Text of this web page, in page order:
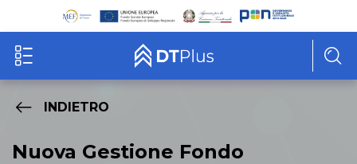
Skip to Main Content
INDIETRO
Nuova Gestione Fondo